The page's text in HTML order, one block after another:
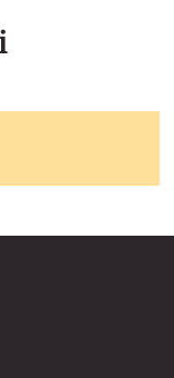
dal culo